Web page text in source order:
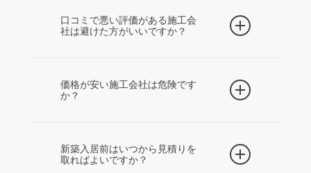
いうより、施工会社選びや事前確認が不足
して後悔するケースがあります。仕上が
口コミで悪い評価がある施工会
社は避けた方がいいですか？
す。対応の問題なのか、仕上がりの好みな
のか、価格説明の不足なのかによって判断
価格が安い施工会社は危険です
か？
ただし、施工範囲、保証、下地処理、追加
費用、アフター対応を確認せずに決めると
新築入居前はいつから見積りを
取ればよいですか？